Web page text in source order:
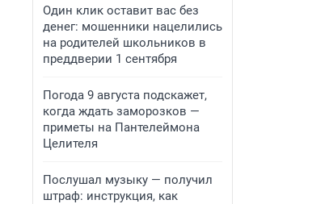
Один клик оставит вас без
денег: мошенники нацелились
на родителей школьников в
преддверии 1 сентября
Погода 9 августа подскажет,
когда ждать заморозков —
приметы на Пантелеймона
Целителя
Послушал музыку — получил
штраф: инструкция, как